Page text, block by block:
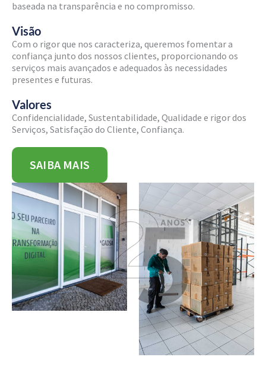
baseada na transparência e no compromisso.
Visão
Com o rigor que nos caracteriza, queremos fomentar a
confiança junto dos nossos clientes, proporcionando os
serviços mais avançados e adequados às necessidades
presentes e futuras.
Valores
Confidencialidade, Sustentabilidade, Qualidade e rigor dos
Serviços, Satisfação do Cliente, Confiança.
SAIBA MAIS